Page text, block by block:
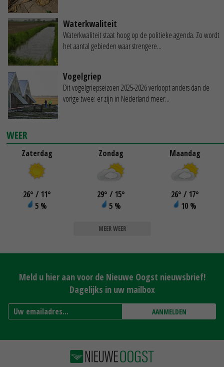
Waterkwaliteit
Waterkwaliteit staat hoog op de politieke agenda. Zo wordt
het aantal gebieden waar strengere...
Vogelgriep
Dit vogelgriepseizoen 2025-2026 verloopt anders dan de
vorige twee: er zijn in Nederland meer...
WEER
Zaterdag
26° / 11°
5 %
Zondag
29° / 15°
5 %
Maandag
26° / 17°
10 %
MEER WEER
Meld u hier aan voor de Nieuwe Oogst nieuwsbrief!
Dagelijks in uw mailbox
AANMELDEN